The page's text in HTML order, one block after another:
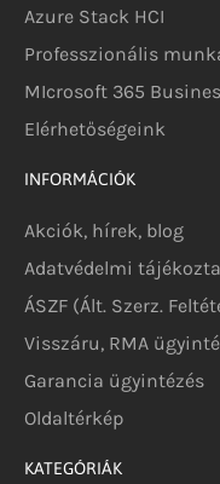
Azure Stack HCI
Professzionális
MIcrosoft 365
Elérhetőségeink
INFORMÁCIÓK
Akciók, hírek, blog
Adatvédelmi
ÁSZF (Ált. Szerz.
Visszáru, RMA
Garancia ügyintézés
Oldaltérkép
KATEGÓRIÁK